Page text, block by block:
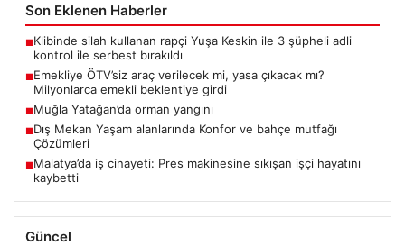
Son Eklenen Haberler
■Klibinde silah kullanan rapçi Yuşa Keskin ile 3 şüpheli adli
kontrol ile serbest bırakıldı
■Emekliye ÖTV’siz araç verilecek mi, yasa çıkacak mı?
Milyonlarca emekli beklentiye girdi
■Muğla Yatağan’da orman yangını
■Dış Mekan Yaşam alanlarında Konfor ve bahçe mutfağı
Çözümleri
■Malatya’da iş cinayeti: Pres makinesine sıkışan işçi hayatını
kaybetti
Güncel